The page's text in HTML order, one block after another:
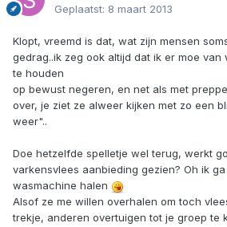
Geplaatst: 8 maart 2013
Klopt, vreemd is dat, wat zijn mensen
gedrag..ik zeg ook altijd dat ik er moe
te houden
op bewust negeren, en net als met
over, je ziet ze alweer kijken met zo een
weer"..
Doe hetzelfde spelletje wel terug, werkt
varkensvlees aanbieding gezien? Oh ik
wasmachine halen
Alsof ze me willen overhalen om toch
trekje, anderen overtuigen tot je groep te